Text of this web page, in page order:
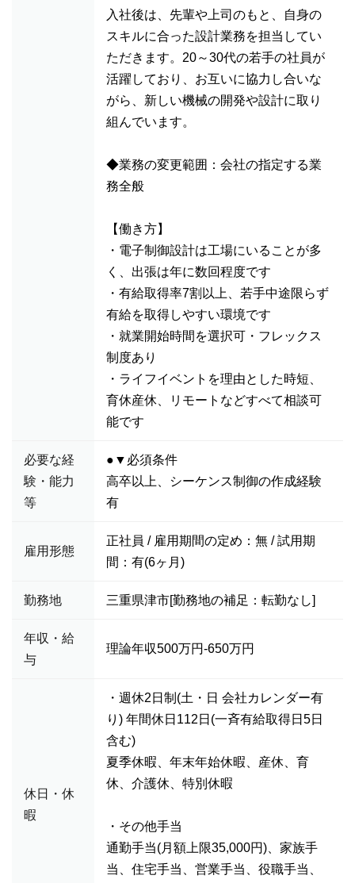
入社後は、先輩や上司のもと、自身の
スキルに合った設計業務を担当してい
ただきます。20～30代の若手の社員が
活躍しており、お互いに協力し合いな
がら、新しい機械の開発や設計に取り
組んでいます。
◆業務の変更範囲：会社の指定する業
務全般
【働き方】
・電子制御設計は工場にいることが多
く、出張は年に数回程度です
・有給取得率7割以上、若手中途限らず
有給を取得しやすい環境です
・就業開始時間を選択可・フレックス
制度あり
・ライフイベントを理由とした時短、
育休産休、リモートなどすべて相談可
能です
必要な経
験・能力
等
●▼必須条件
高卒以上、シーケンス制御の作成経験
有
雇用形態
正社員 / 雇用期間の定め：無 / 試用期
間：有(6ヶ月)
勤務地 三重県津市[勤務地の補足：転勤なし]
年収・給
与
理論年収500万円-650万円
休日・休
暇
・週休2日制(土・日 会社カレンダー有
り) 年間休日112日(一斉有給取得日5日
含む)
夏季休暇、年末年始休暇、産休、育
休、介護休、特別休暇
・その他手当
通勤手当(月額上限35,000円)、家族手
当、住宅手当、営業手当、役職手当、